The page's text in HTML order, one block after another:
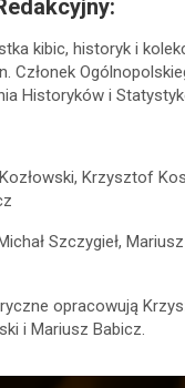
kibic, historyk i
Członek
Historyków i
Krzysztof
Szczygieł,
opracowują
i Mariusz Babicz.